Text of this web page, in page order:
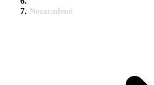
Nezaradené